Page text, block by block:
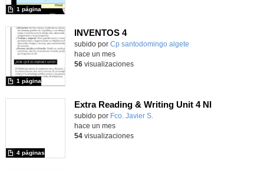
1 página
INVENTOS 4
Contenido educativo.
subido por Cp santodomingo algete
1 página
hace un mes
56visualizaciones
Extra Reading & Writing Unit 4 NI
Contenido educativo.
subido por Fco. Javier S.
4 páginas
hace un mes
54visualizaciones